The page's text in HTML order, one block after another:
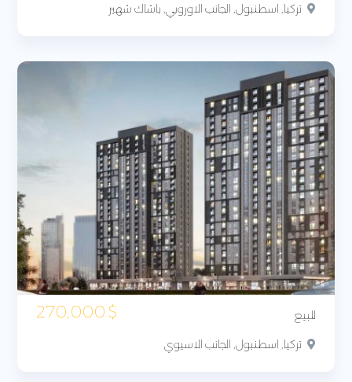
تركيا, اسطنبول, الجانب الاوروبي, باشاك شهير
للبيع $
تركيا, اسطنبول, الجانب الاسيوي